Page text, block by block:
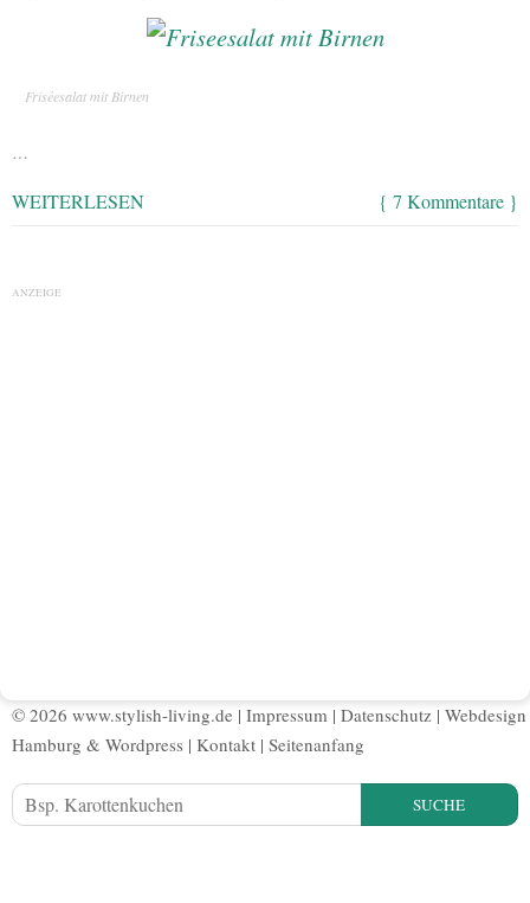
Friséesalat mit Birnen
…
WEITERLESEN { 7 Kommentare }
ANZEIGE
© 2026 www.stylish-living.de | Impressum | Datenschutz | Webdesign
Hamburg & Wordpress | Kontakt | Seitenanfang
SUCHE